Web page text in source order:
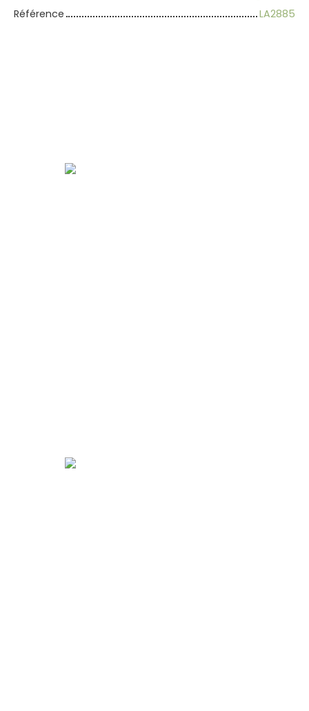
Référence
LA2885